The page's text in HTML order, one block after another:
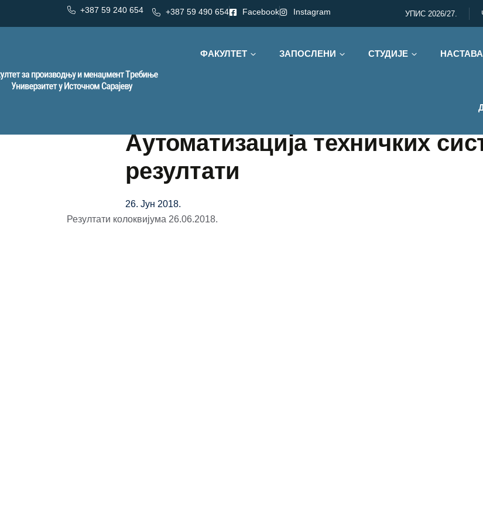
+387 59 240 654 +387 59 490 654 Facebook Instagram УПИС 2026/27.
ФАКУЛТЕТ ЗАПОСЛЕНИ СТУДИЈЕ НАСТАВА
Аутоматизација техничких
резултати
26. Јун 2018.
Резултати колоквијума 26.06.2018.